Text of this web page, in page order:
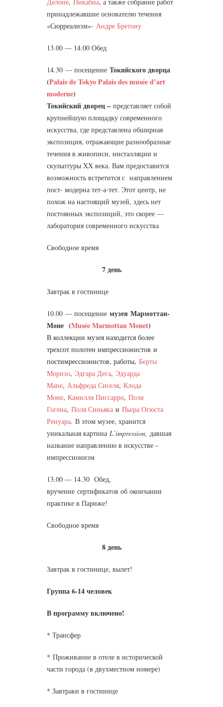
принадлежавшие основателю течения
«Сюрреализм»- Андре Бретону
13.00 — 14.00 Обед
14.30 — посещение Токийского дворца
(Palais de Tokyo Palais des musée d’art
moderne)
Токийский дворец – представляет собой
крупнейшую площадку современного
искусства, где представлена обширная
экспозиция, отражающие разнообразные
течения в живописи, инсталляции и
скульптуры XX века. Вам предоставится
возможность встретится с направлением
пост- модерна тет-а-тет. Этот центр, не
похож на настоящий музей, здесь нет
постоянных экспозиций, это скорее —
лаборатория современного искусства
Свободное время
7 день
Завтрак в гостинице
10.00 — посещение музея Мармоттан-
Моне (Musée Marmottan Monet)
В коллекции музея находится более
трехсот полотен импрессионистов и
постимрессионистов, работы, Берты
Моризо, Эдгара Дега, Эдуарда
Мане, Альфреда Сиселя, Клода
Моне, Камилля Писсарро, Поля
Гогена, Поля Синьяка и Пьера Огюста
Ренуара. В этом музее, хранится
уникальная картина L’impression, давшая
название направлению в искусстве –
импрессионизм
13.00 — 14.30 Обед,
вручение сертификатов об окончании
практике в Париже!
Свободное время
8 день
Завтрак в гостинице, вылет!
Группа 6-14 человек
В программу включено!
* Трансфер
* Проживание в отеле в исторической
части города (в двухместном номере)
* Завтраки в гостинице